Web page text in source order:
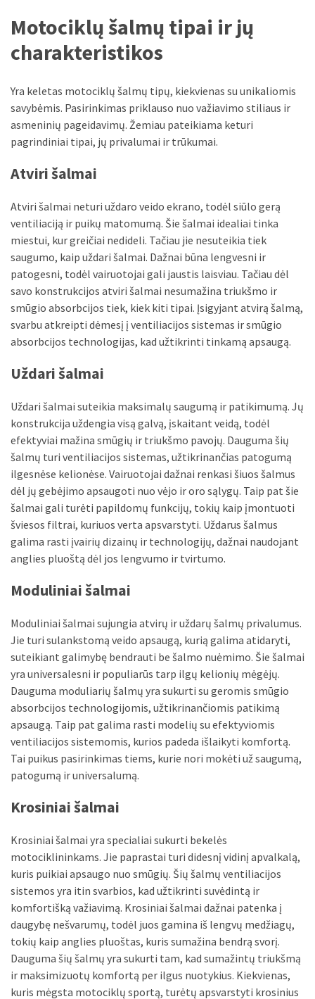
pristatymas?
USED
CATEGORIES
Patarimai
(96)
(76)
Namai
(38)
Įdomybės
(28)
Verslas
LAISVALAIKIS
(19)
Auto
(13)
Uncategorized
(12)
(6)
Motociklų šalmų tipai ir jų
charakteristikos
Yra keletas motociklų šalmų tipų, kiekvienas su unikaliomis
savybėmis. Pasirinkimas priklauso nuo važiavimo stiliaus ir
asmeninių pageidavimų. Žemiau pateikiama keturi
pagrindiniai tipai, jų privalumai ir trūkumai.
Atviri šalmai
Atviri šalmai neturi uždaro veido ekrano, todėl siūlo gerą
ventiliaciją ir puikų matomumą. Šie šalmai idealiai tinka
miestui, kur greičiai nedideli. Tačiau jie nesuteikia tiek
saugumo, kaip uždari šalmai. Dažnai būna lengvesni ir
patogesni, todėl vairuotojai gali jaustis laisviau. Tačiau dėl
savo konstrukcijos atviri šalmai nesumažina triukšmo ir
smūgio absorbcijos tiek, kiek kiti tipai. Įsigyjant atvirą šalmą,
svarbu atkreipti dėmesį į ventiliacijos sistemas ir smūgio
absorbcijos technologijas, kad užtikrinti tinkamą apsaugą.
Uždari šalmai
Uždari šalmai suteikia maksimalų saugumą ir patikimumą. Jų
konstrukcija uždengia visą galvą, įskaitant veidą, todėl
efektyviai mažina smūgių ir triukšmo pavojų. Dauguma šių
šalmų turi ventiliacijos sistemas, užtikrinančias patogumą
ilgesnėse kelionėse. Vairuotojai dažnai renkasi šiuos šalmus
dėl jų gebėjimo apsaugoti nuo vėjo ir oro sąlygų. Taip pat šie
šalmai gali turėti papildomų funkcijų, tokių kaip įmontuoti
šviesos filtrai, kuriuos verta apsvarstyti. Uždarus šalmus
galima rasti įvairių dizainų ir technologijų, dažnai naudojant
anglies pluoštą dėl jos lengvumo ir tvirtumo.
Moduliniai šalmai
Moduliniai šalmai sujungia atvirų ir uždarų šalmų privalumus.
Jie turi sulankstomą veido apsaugą, kurią galima atidaryti,
suteikiant galimybę bendrauti be šalmo nuėmimo. Šie šalmai
yra universalesni ir populiarūs tarp ilgų kelionių mėgėjų.
Dauguma moduliarių šalmų yra sukurti su geromis smūgio
absorbcijos technologijomis, užtikrinančiomis patikimą
apsaugą. Taip pat galima rasti modelių su efektyviomis
ventiliacijos sistemomis, kurios padeda išlaikyti komfortą.
Tai puikus pasirinkimas tiems, kurie nori mokėti už saugumą,
patogumą ir universalumą.
Krosiniai šalmai
Krosiniai šalmai yra specialiai sukurti bekelės
motociklininkams. Jie paprastai turi didesnį vidinį apvalkalą,
kuris puikiai apsaugo nuo smūgių. Šių šalmų ventiliacijos
sistemos yra itin svarbios, kad užtikrinti suvėdintą ir
komfortišką važiavimą. Krosiniai šalmai dažnai patenka į
daugybę nešvarumų, todėl juos gamina iš lengvų medžiagų,
tokių kaip anglies pluoštas, kuris sumažina bendrą svorį.
Dauguma šių šalmų yra sukurti tam, kad sumažintų triukšmą
ir maksimizuotų komfortą per ilgus nuotykius. Kiekvienas,
kuris mėgsta motociklų sportą, turėtų apsvarstyti krosinius